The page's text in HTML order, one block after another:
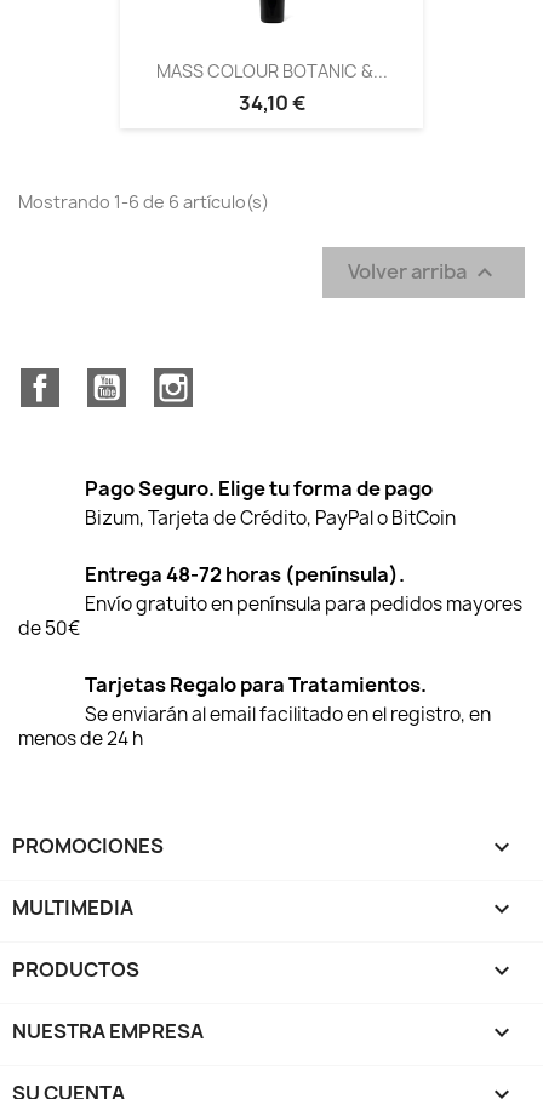
MASS COLOUR BOTANIC &...
34,10 €
Mostrando 1-6 de 6 artículo(s)
Volver arriba 
FacebookYouTube
Pago Seguro. Elige tu forma de pago
Bizum, Tarjeta de Crédito, PayPal o BitCoin
Entrega 48-72 horas (península).
Envío gratuito en península para pedidos mayores
de 50€
Tarjetas Regalo para Tratamientos.
Se enviarán al email facilitado en el registro, en
menos de 24 h
PROMOCIONES 
MULTIMEDIA 
PRODUCTOS 
NUESTRA EMPRESA 
SU CUENTA